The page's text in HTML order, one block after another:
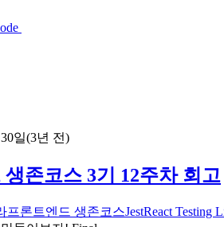
일(3년 전)
존코스 3기 12주차 회고
프론트엔드 생존코스JestReact Testing